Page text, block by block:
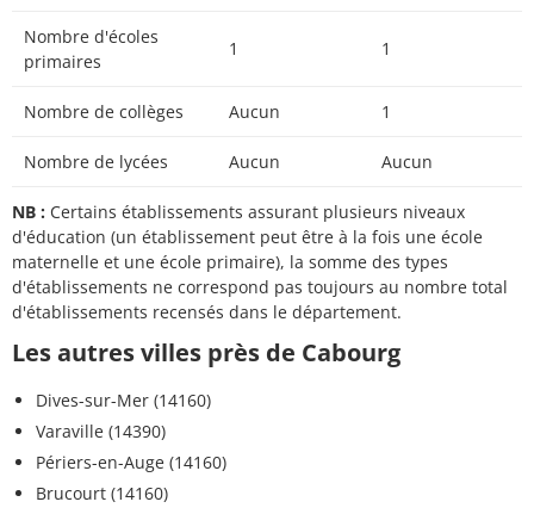
Nombre d'écoles
primaires
1 1
Nombre de collèges Aucun 1
Nombre de lycées Aucun Aucun
NB : Certains établissements assurant plusieurs niveaux
d'éducation (un établissement peut être à la fois une école
maternelle et une école primaire), la somme des types
d'établissements ne correspond pas toujours au nombre total
d'établissements recensés dans le département.
Les autres villes près de Cabourg
Dives-sur-Mer (14160)
Varaville (14390)
Périers-en-Auge (14160)
Brucourt (14160)